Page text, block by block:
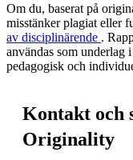
Om du, baserat på
misstänker plagiat eller
av disciplinärende .
användas som underlag
pedagogisk och
Kontakt och
Originality